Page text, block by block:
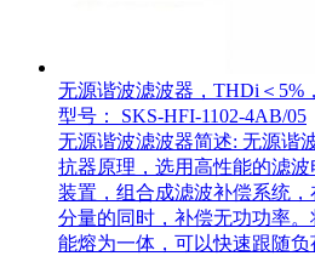
无源谐波滤波器，THDi＜5%
型号： SKS-HFI-1102-4AB/05
无源谐波滤波器简述: 无源谐
抗器原理，选用高性能的滤
装置，组合成滤波补偿系统
分量的同时，补偿无功功率
能熔为一体，可以快速跟随